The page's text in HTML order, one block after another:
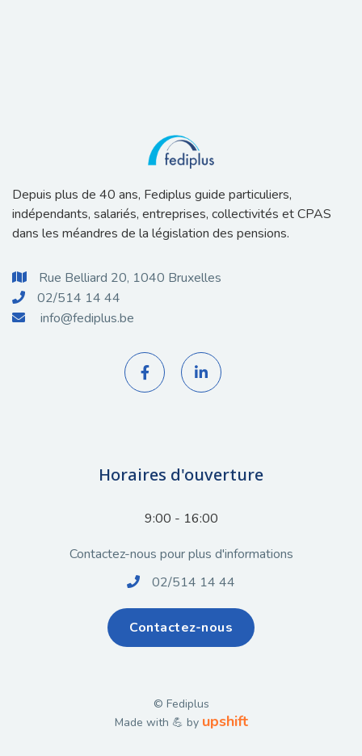
Depuis plus de 40 ans, Fediplus guide particuliers,
indépendants, salariés, entreprises, collectivités et CPAS
dans les méandres de la législation des pensions.
 Rue Belliard 20, 1040 Bruxelles
 02/514 14 44
 info@fediplus.be
 
Horaires d'ouverture
9:00 - 16:00
Contactez-nous pour plus d'informations
 02/514 14 44
Contactez-nous
© Fediplus
Made with 💪 by upshift